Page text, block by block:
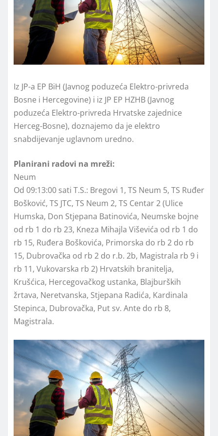
Iz JP-a EP BiH (Javnog poduzeća Elektro-privreda
Bosne i Hercegovine) i iz JP EP HZHB (Javnog
poduzeća Elektro-privreda Hrvatske zajednice
Herceg-Bosne), doznajemo da je elektro
snabdijevanje uglavnom uredno.
Planirani radovi na mreži:
Neum
Od 09:13:00 sati T.S.: Bregovi 1, TS Neum 5, TS Ruđer
Bošković, TS JTC, TS Neum 2, TS Centar 2 (Ulice
Humska, Don Stjepana Batinovića, Neumske bojne
od rb 1 do rb 23, Kneza Mihajla Viševića od rb 1 do
rb 15, Ruđera Boškovića, Primorska do rb 2 do rb
15, Dubrovačka od rb 2 do r.b. 2b, Magistrala rb 9 i
rb 11, Vukovarska rb 2) Hrvatskih branitelja,
Krušćica, Hercegovačkog ustanka, Blajburških
žrtava, Neretvanska, Stjepana Radića, Kardinala
Stepinca, Dubrovačka, Put sv. Ante do rb 8,
Magistrala.